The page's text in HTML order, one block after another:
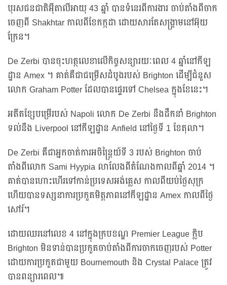
បុរសជនជាតិអ៊ីតាលីអាយុ 43 ឆ្នាំ បានទំនេរពីការងារ ចាប់តាំងពីចាក
ចេញពី Shakhtar កាលពីខែកក្កដា ដោយសារតែសង្គ្រាមនៅអ៊ុយ
ក្រែន។
De Zerbi បានចុះហត្ថលេខាលើកិច្ចសន្យារយៈពេល 4 ឆ្នាំនៅកីឡ
ដ្ឋាន Amex ។ គាត់គឺជាជម្រើសដំបូងរបស់ Brighton ដើម្បីជំនួស
លោក Graham Potter ដែលបានផ្ទេរទៅ Chelsea ក្នុងខែនេះ។
អតីតខ្សែបម្រើរបស់ Napoli លោក De Zerbi នឹងដឹកនាំ Brighton
ទល់នឹង Liverpool នៅកីឡដ្ឋាន Anfield នៅថ្ងៃទី 1 ខែតុលា។
De Zerbi គឺជាអ្នកចាត់ការអចិន្ត្រៃយ៍ទី 3 របស់ Brighton ចាប់
តាំងពីលោក Sami Hyypia លាលែងពីតំណែងកាលពីឆ្នាំ 2014 ។
គាត់បានហោះហើរទៅកាន់ប្រទេសអង់គ្លេស កាលពីយប់ថ្ងៃសុក្រ
ហើយបានទស្សនាការប្រកួតមិត្តភាពនៅកីឡដ្ឋាន Amex កាលពីថ្ងៃ
សៅរ៍។
ដោយឈរនៅលេខ 4 នៅក្នុងក្របខណ្ឌ Premier League ក្លិប
Brighton មិនទាន់បានប្រកួតចាប់តាំងពីការចាកចេញរបស់ Potter
ដោយការប្រកួតជាមួយ Bournemouth និង Crystal Palace ត្រូវ
បានពន្យារពេល៕